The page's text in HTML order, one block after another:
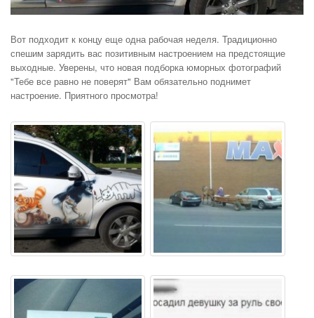
Вот подходит к концу еще одна рабочая неделя. Традиционно
спешим зарядить вас позитивным настроением на предстоящие
выходные. Уверены, что новая подборка юморных фотографий
"Тебе все равно не поверят" Вам обязательно поднимет
настроение. Приятного просмотра!